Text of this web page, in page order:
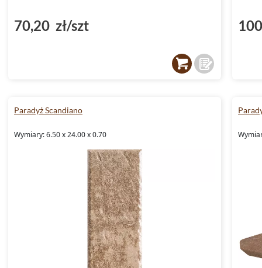
70,20 zł/szt
Paradyż Scandiano
Wymiary: 6.50 x 24.00 x 0.70